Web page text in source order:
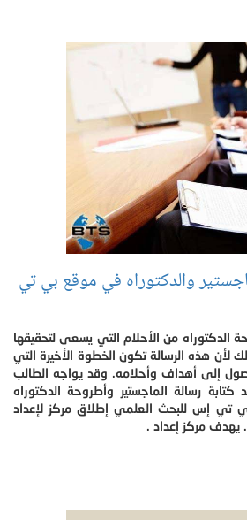
والدكتوراه في موقع بي تي
الدكتوراه من الأحلام التي يسعى لتحقيقها
لأن هذه الرسالة تكون الخطوة الأخيرة التي
إلى أهداف وأحلامه. وقد يواجه الطالب
رسالة الماجستير وأطروحة الدكتوراه
تي إس للبحث العلمي إطلاق مركز لإعداد
يهدف مركز إعداد .